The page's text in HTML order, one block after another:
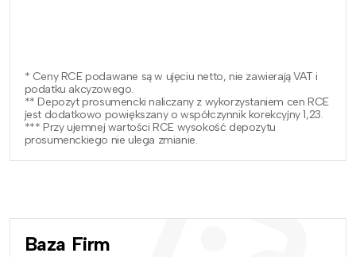
* Ceny RCE podawane są w ujęciu netto, nie zawierają VAT i
podatku akcyzowego.
** Depozyt prosumencki naliczany z wykorzystaniem cen RCE
jest dodatkowo powiększany o współczynnik korekcyjny 1,23.
*** Przy ujemnej wartości RCE wysokość depozytu
prosumenckiego nie ulega zmianie.
Baza Firm